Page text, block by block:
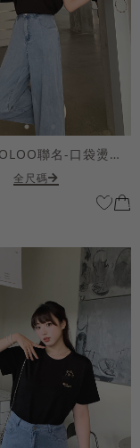
HOOLOOLOO聯名-口袋燙金KUKU熊短袖上衣
全尺碼